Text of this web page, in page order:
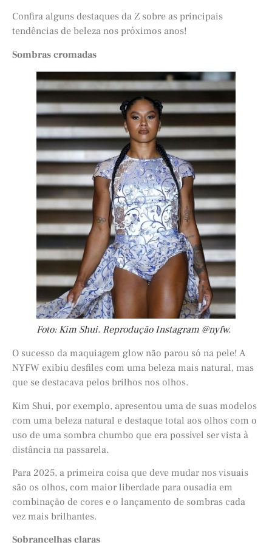
Confira alguns destaques da Z sobre as principais
tendências de beleza nos próximos anos!
Sombras cromadas
Foto: Kim Shui. Reprodução Instagram @nyfw.
O sucesso da maquiagem glow não parou só na pele! A
NYFW exibiu desfiles com uma beleza mais natural, mas
que se destacava pelos brilhos nos olhos.
Kim Shui, por exemplo, apresentou uma de suas modelos
com uma beleza natural e destaque total aos olhos com o
uso de uma sombra chumbo que era possível ser vista à
distância na passarela.
Para 2025, a primeira coisa que deve mudar nos visuais
são os olhos, com maior liberdade para ousadia em
combinação de cores e o lançamento de sombras cada
vez mais brilhantes.
Sobrancelhas claras